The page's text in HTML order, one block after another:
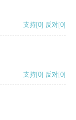
支持[0] 反对[0]
支持[0] 反对[0]